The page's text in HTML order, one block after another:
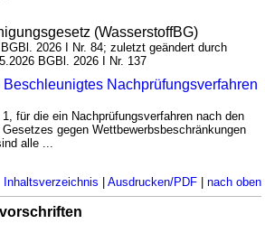
(WasserstoffBG)
2026 I Nr. 84; zuletzt geändert durch
BGBl. 2026 I Nr. 137
Beschleunigtes Nachprüfungsverfahren
1, für die ein Nachprüfungsverfahren nach den
Gesetzes gegen Wettbewerbsbeschränkungen
alle ...
Inhaltsverzeichnis | Ausdrucken/PDF| nach oben